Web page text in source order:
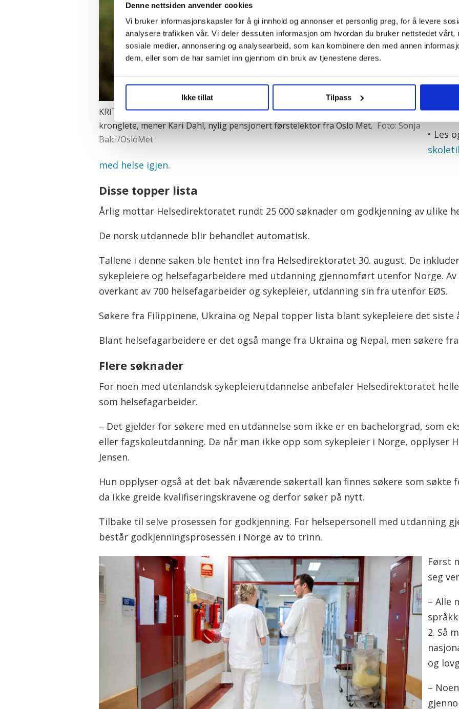
Denne nettsiden anvender cookies
Vi bruker informasjonskapsler for å gi innhold og annonser et personlig preg, for å levere
analysere trafikken vår. Vi deler dessuten informasjon om hvordan du bruker nettstedet vårt,
sosiale medier, annonsering og analysearbeid, som kan kombinere den med annen
dem, eller som de har samlet inn gjennom din bruk av tjenestene deres.
Ikke tillat Tilpass
KRITISK:– Godkjenningsordningen for helsepersonell utdannet utenfor EU/EØS er
kronglete, mener Kari Dahl, nylig pensjonert førstelektor fra Oslo Met. Foto: Sonja
Balci/OsloMet
sier
EU/
lang
• Les
med helse igjen.
Disse topper lista
Årlig mottar Helsedirektoratet rundt 25 000 søknader om godkjenning av ulike
De norsk utdannede blir behandlet automatisk.
Tallene i denne saken ble hentet inn fra Helsedirektoratet 30. august. De
sykepleiere og helsefagarbeidere med utdanning gjennomført utenfor Norge.
overkant av 700 helsefagarbeider og sykepleier, utdanning sin fra utenfor EØS.
Søkere fra Filippinene, Ukraina og Nepal topper lista blant sykepleiere det siste
Blant helsefagarbeidere er det også mange fra Ukraina og Nepal, men søkere
Flere søknader
For noen med utenlandsk sykepleierutdannelse anbefaler Helsedirektoratet
som helsefagarbeider.
– Det gjelder for søkere med en utdannelse som ikke er en bachelorgrad, som
eller fagskoleutdanning. Da når man ikke opp som sykepleier i Norge, opplyser
Jensen.
Hun opplyser også at det bak nåværende søkertall kan finnes søkere som søkte
da ikke greide kvalifiseringskravene og derfor søker på nytt.
Tilbake til selve prosessen for godkjenning. For helsepersonell med utdanning
består godkjenningsprosessen i Norge av to trinn.
Først
seg
– Alle
2. Så
og
–